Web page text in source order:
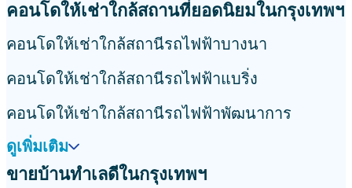
คอนโดให้เช่าใกล้สถานที่ยอดนิยมในกรุงเทพฯ
คอนโดให้เช่าใกล้สถานีรถไฟฟ้าบางนา
คอนโดให้เช่าใกล้สถานีรถไฟฟ้าแบริ่ง
คอนโดให้เช่าใกล้สถานีรถไฟฟ้าพัฒนาการ
ดูเพิ่มเติม
ขายบ้านทำเลดีในกรุงเทพฯ